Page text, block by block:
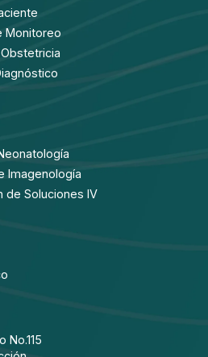
Monitoreo
Imagenología
de Soluciones IV
No.115